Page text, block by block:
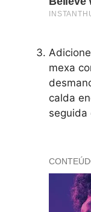
mexa
calda
seguida